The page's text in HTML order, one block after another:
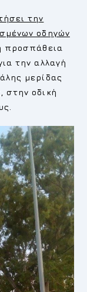
την
οδηγών
προσπάθεια
την αλλαγή
μερίδας
στην οδική